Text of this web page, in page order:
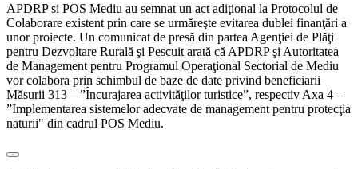
APDRP si POS Mediu au semnat un act adiţional la Protocolul de
Colaborare existent prin care se urmăreşte evitarea dublei finanţări a
unor proiecte. Un comunicat de presă din partea Agenţiei de Plăţi
pentru Dezvoltare Rurală şi Pescuit arată că APDRP şi Autoritatea
de Management pentru Programul Operaţional Sectorial de Mediu
vor colabora prin schimbul de baze de date privind beneficiarii
Măsurii 313 – ”Încurajarea activităţilor turistice”, respectiv Axa 4 –
”Implementarea sistemelor adecvate de management pentru protecţia
naturii" din cadrul POS Mediu.